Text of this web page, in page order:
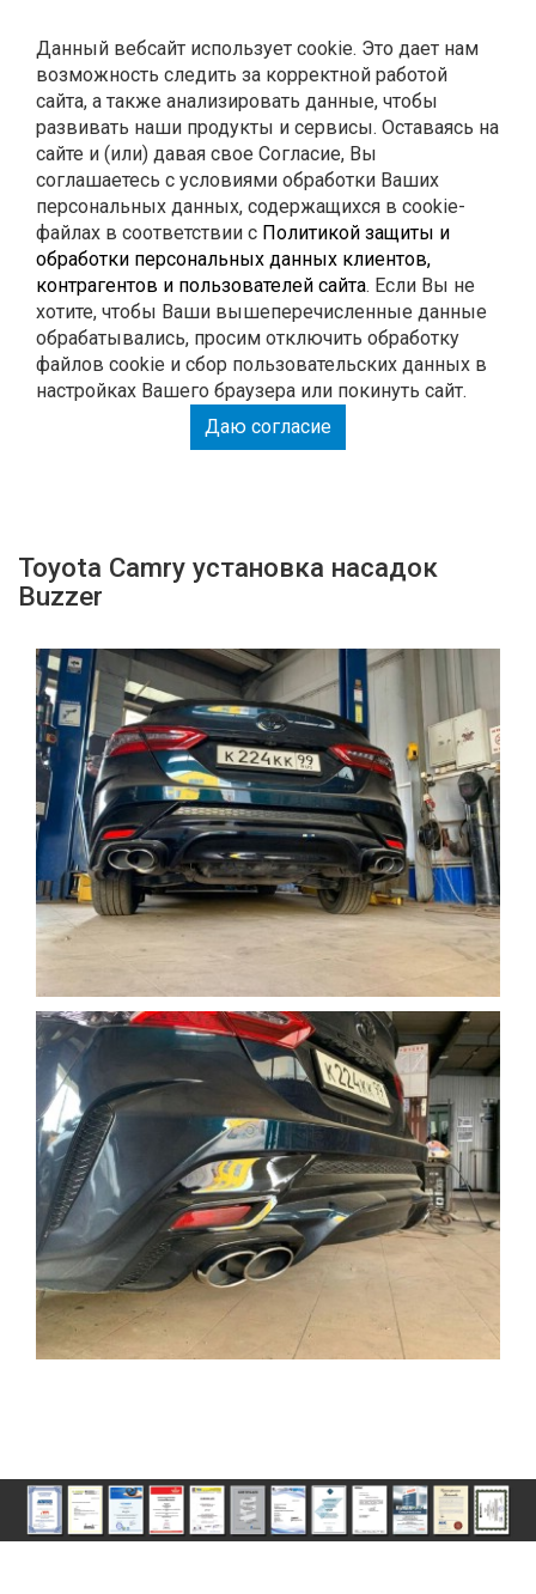
Данный вебсайт использует cookie. Это дает нам
возможность следить за корректной работой
сайта, а также анализировать данные, чтобы
развивать наши продукты и сервисы. Оставаясь на
сайте и (или) давая свое Согласие, Вы
соглашаетесь с условиями обработки Ваших
персональных данных, содержащихся в cookie-
файлах в соответствии с Политикой защиты и
обработки персональных данных клиентов,
контрагентов и пользователей сайта. Если Вы не
хотите, чтобы Ваши вышеперечисленные данные
обрабатывались, просим отключить обработку
файлов cookie и сбор пользовательских данных в
настройках Вашего браузера или покинуть сайт.
Даю согласие
Корзина
0
ГЛУШИТЕЛИ
РЕМОНТ
тюнинг
РАСПЕЧАТАЙ КУПОН И ПОЛУЧИ СКИДКУ НА
РАБОТУ 15%
Toyota Camry установка насадок
Buzzer